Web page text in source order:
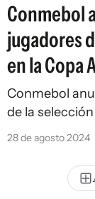
Conmebol
jugadores
en la Copa
Conmebol
de la
28 de agosto 2024